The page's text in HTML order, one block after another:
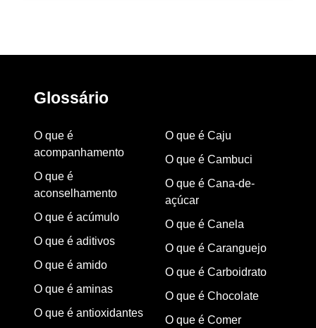
Glossário
O que é
acompanhamento
O que é
aconselhamento
O que é acúmulo
O que é aditivos
O que é amido
O que é aminas
O que é antioxidantes
O que é Caju
O que é Cambuci
O que é Cana-de-
açúcar
O que é Canela
O que é Caranguejo
O que é Carboidrato
O que é Chocolate
O que é Comer